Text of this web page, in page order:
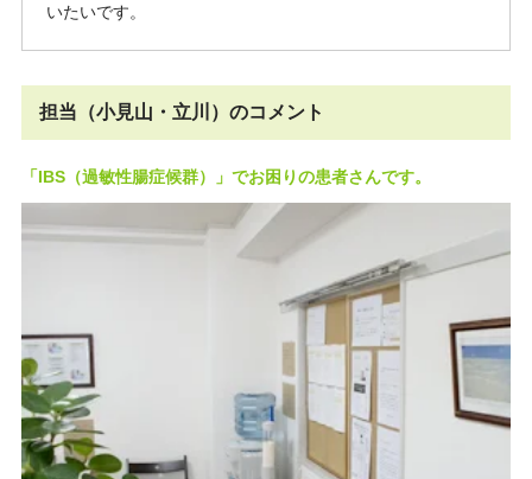
いたいです。
担当（小見山・立川）のコメント
「IBS（過敏性腸症候群）」でお困りの患者さんです。